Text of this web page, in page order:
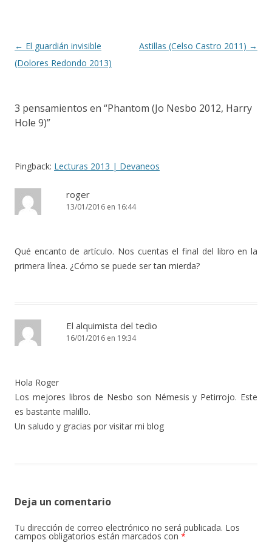
Navegación de entradas
← El guardián invisible
(Dolores Redondo 2013)
Astillas (Celso Castro 2011) →
3 pensamientos en “Phantom (Jo Nesbo 2012, Harry
Hole 9)”
Pingback: Lecturas 2013 | Devaneos
roger
13/01/2016 en 16:44
Qué encanto de artículo. Nos cuentas el final del libro en la
primera línea. ¿Cómo se puede ser tan mierda?
El alquimista del tedio
16/01/2016 en 19:34
Hola Roger
Los mejores libros de Nesbo son Némesis y Petirrojo. Este
es bastante malillo.
Un saludo y gracias por visitar mi blog
Deja un comentario
Tu dirección de correo electrónico no será publicada. Los
campos obligatorios están marcados con *